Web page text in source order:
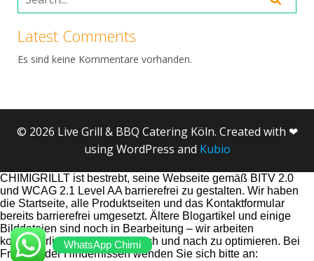
Latest Comments
Es sind keine Kommentare vorhanden.
© 2026 Live Grill & BBQ Catering Köln. Created with ❤
using WordPress and Kubio
CHIMIGRILLT ist bestrebt, seine Webseite gemäß BITV 2.0
und WCAG 2.1 Level AA barrierefrei zu gestalten. Wir haben
die Startseite, alle Produktseiten und das Kontaktformular
bereits barrierefrei umgesetzt. Ältere Blogartikel und einige
Bilddateien sind noch in Bearbeitung – wir arbeiten
kontinuierlich daran, diese nach und nach zu optimieren. Bei
Fragen oder Hindernissen wenden Sie sich bitte an:
WhatsApp Chimi